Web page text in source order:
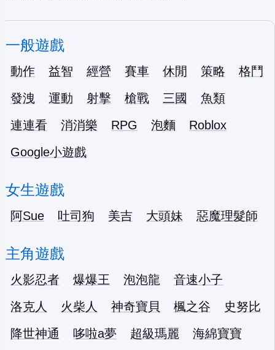
一般遊戲
動作 益智 經營 賽車 休閒 策略
格鬥
發洩
運動 射擊 槍戰 三國
魚類
連連看
消消樂 RPG 泡麵
Roblox
Google小遊戲
女生遊戲
阿Sue 吐司狗 美吉 大頭妹 惡魔理髮師
主角遊戲
火影忍者 爆爆王 泡泡龍
音速小子
洛克人
火柴人 神奇寶貝 楓之谷
史努比
降世神通
哆啦a夢 超級瑪麗
海綿寶寶